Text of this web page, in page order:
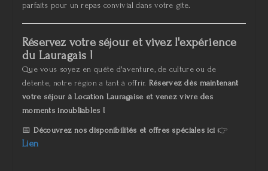
parfaits pour un repas convivial dans votre gîte.
Réservez votre séjour et vivez l'expérience
du Lauragais !
Que vous soyez en quête d'aventure, de culture ou de
détente, notre région a tant à offrir. Réservez dès maintenant
votre séjour à Location Lauragaise et venez vivre des
moments inoubliables !
📅 Découvrez nos disponibilités et offres spéciales ici 👉
Lien